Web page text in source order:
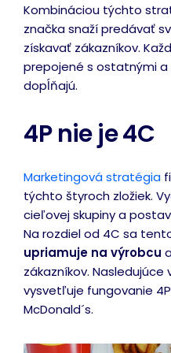
Kombináciou týchto
značka snaží predávať
získavať zákazníkov.
prepojené s ostatnými a
dopĺňajú.
4P nie je 4C
Marketingová stratégia
týchto štyroch zložiek.
cieľovej skupiny a
Na rozdiel od 4C sa
upriamuje na výrobcu
zákazníkov.
vysvetľuje fungovanie
McDonald´s.